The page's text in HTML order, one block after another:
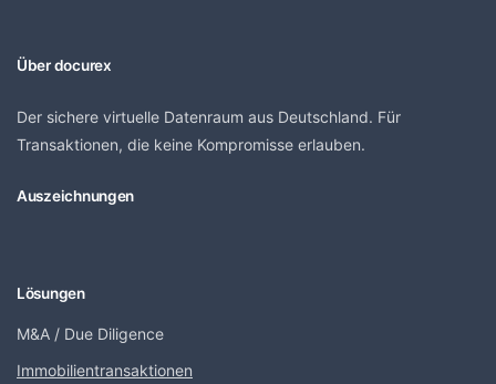
Über docurex
Der sichere virtuelle Datenraum aus Deutschland. Für
Transaktionen, die keine Kompromisse erlauben.
Auszeichnungen
Lösungen
M&A / Due Diligence
Immobilientransaktionen